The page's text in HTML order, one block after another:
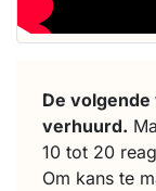
De
verhuurd.
10 tot 20
Om kans te